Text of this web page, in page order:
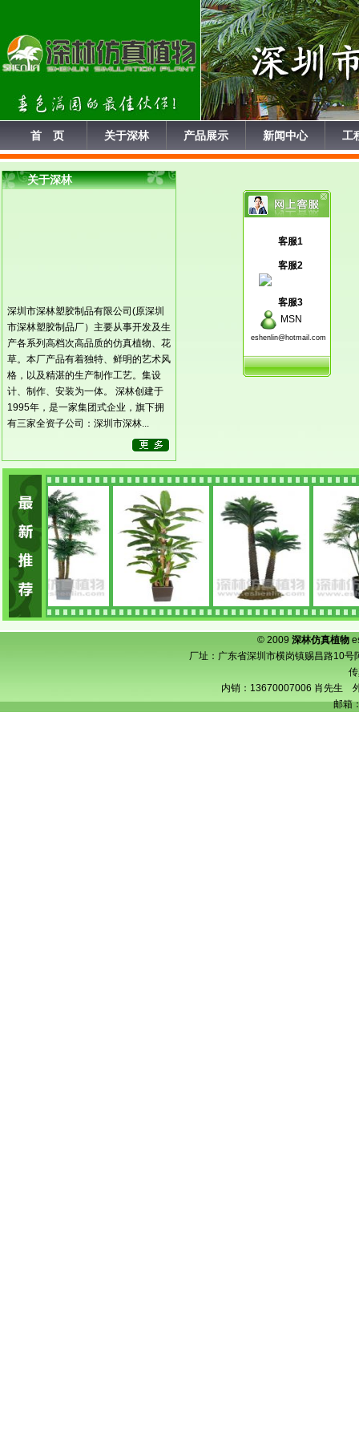
首 页 关于深林 产品展示 新闻中心 工
关于深林
深圳市深林塑胶制品有限公司(原深圳
市深林塑胶制品厂）主要从事开发及生
产各系列高档次高品质的仿真植物、花
草。本厂产品有着独特、鲜明的艺术风
格，以及精湛的生产制作工艺。集设
计、制作、安装为一体。 深林创建于
1995年，是一家集团式企业，旗下拥
有三家全资子公司：深圳市深林...
© 2009深林仿真植物
厂址：广东省深圳市横岗镇赐昌路
内销：13670007006 肖先生
邮箱
客服1
客服2
客服3
MSN
eshenlin@hotmail.com